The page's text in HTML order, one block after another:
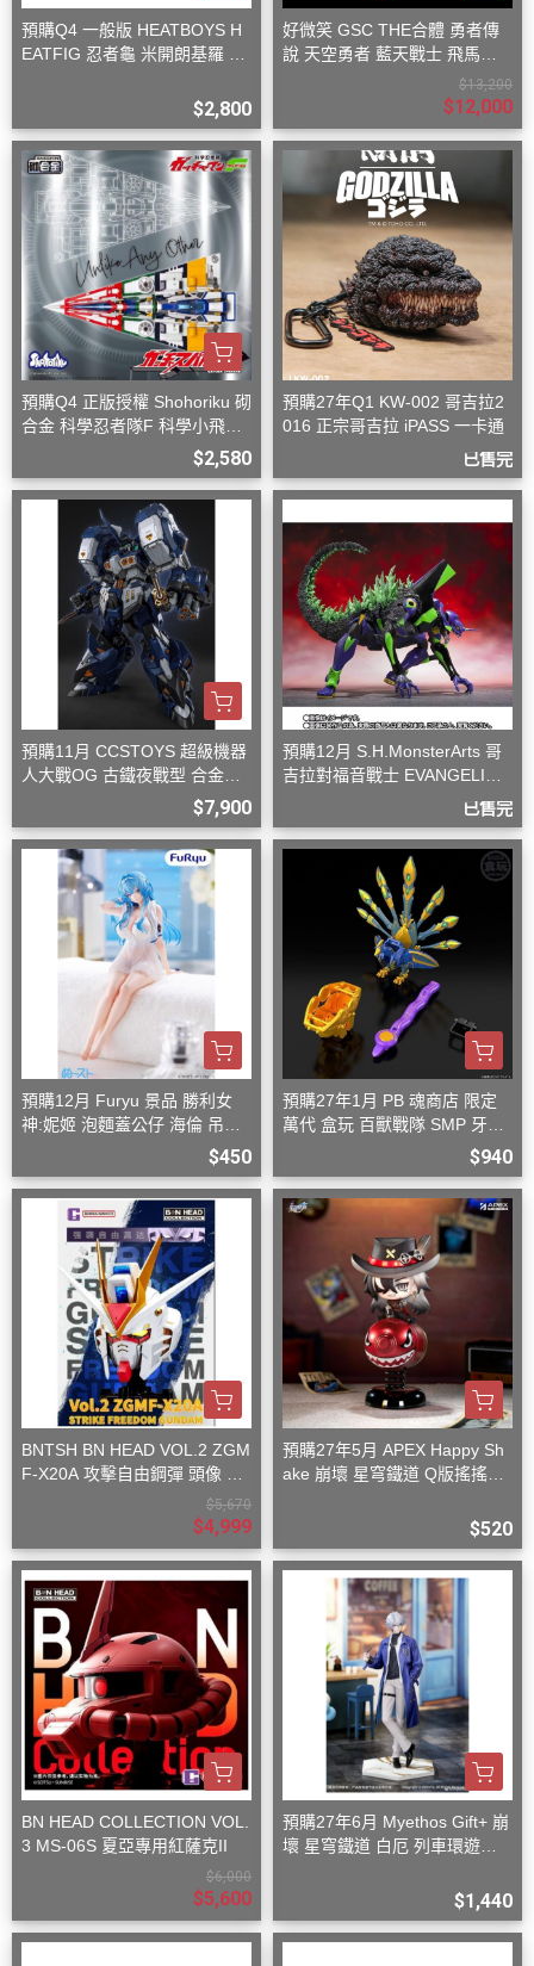
預購Q4 一般版 HEATBOYS H
EATFIG 忍者龜 米開朗基羅 1/
$2,800
好微笑 GSC THE合體 勇者傳
說 天空勇者 藍天戰士 飛馬戰
$13,200
$12,000
預購Q4 正版授權 Shohoriku 砌
合金 科學忍者隊F 科學小飛俠
$2,580
預購27年Q1 KW-002 哥吉拉2
016 正宗哥吉拉 iPASS 一卡通
已售完
預購11月 CCSTOYS 超級機器
人大戰OG 古鐵夜戰型 合金可
$7,900
預購12月 S.H.MonsterArts 哥
吉拉對福音戰士 EVANGELION
已售完
預購12月 Furyu 景品 勝利女
神:妮姬 泡麵蓋公仔 海倫 吊帶
$450
預購27年1月 PB 魂商店 限定
萬代 盒玩 百獸戰隊 SMP 牙吠
$940
BNTSH BN HEAD VOL.2 ZGM
F-X20A 攻擊自由鋼彈 頭像 53
$5,670
$4,999
預購27年5月 APEX Happy Sh
ake 崩壞 星穹鐵道 Q版搖搖樂
$520
BN HEAD COLLECTION VOL.
3 MS-06S 夏亞專用紅薩克II
$6,000
$5,600
預購27年6月 Myethos Gift+ 崩
壞 星穹鐵道 白厄 列車環遊記V
$1,440